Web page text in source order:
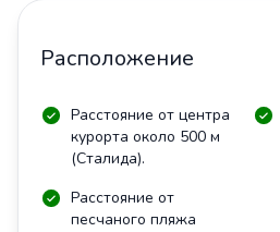
Расположение
Расстояние от центра
курорта около 500 м
(Сталида).
Расстояние от
песчаного пляжа